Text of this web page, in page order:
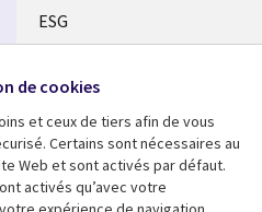
ESG
Fusions
Salle de presse
de cookies
et ceux de tiers afin de vous
Certains sont nécessaires au
Web et sont activés par défaut.
activés qu’avec votre